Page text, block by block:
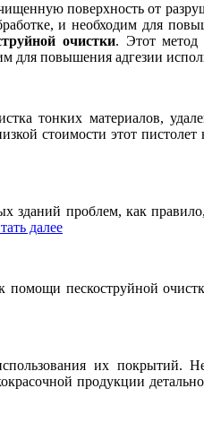
поверхность от
и необходим для
очистки. Этот метод
для повышения адгезии
тонких материалов,
стоимости этот
проблем, как
далее
пескоструйной
их покрытий.
продукции